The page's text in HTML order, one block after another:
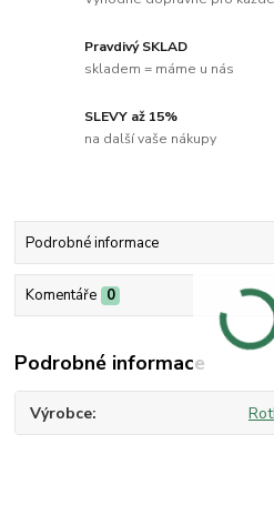
Pravdivý SKLAD
skladem = máme u nás
SLEVY až 15%
na další vaše nákupy
Podrobné informace
Komentáře 0
Podrobné informace
Výrobce